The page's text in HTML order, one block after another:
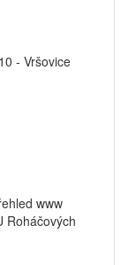
- Vršovice
www
Roháčových